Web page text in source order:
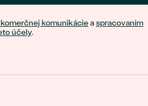
komunikácieaspracovaním
účely.